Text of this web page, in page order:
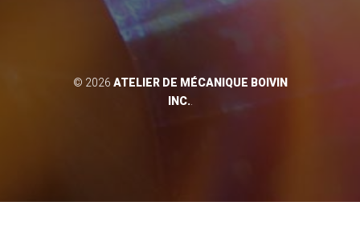
© 2026 ATELIER DE MÉCANIQUE BOIVIN
INC..